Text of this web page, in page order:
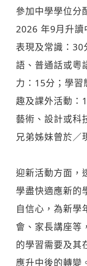
參加中學學位分
2026 年9月升讀
表現及常識：30
語、普通話或粵
力：15分；學習
趣及課外活動：
藝術、設計或科
兄弟姊妹曾於／
迎新活動方面，
學盡快適應新的
自信心，為新學
會、家長講座等
的學習需要及其
應升中後的轉變